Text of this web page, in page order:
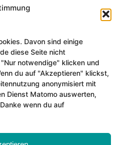
Davon sind einige
diese Seite nicht
notwendige" klicken und
du auf "Akzeptieren" klickst,
anonymisiert mit
Dienst Matomo auswerten,
wenn du auf
klicken…